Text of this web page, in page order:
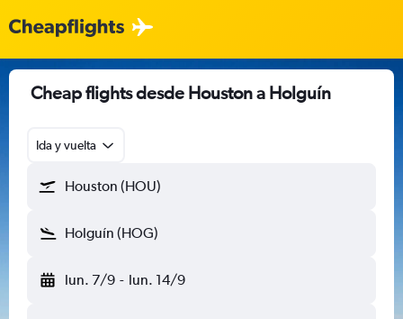
Cheap flights desde Houston a Holguín
Ida y vuelta
Houston (HOU)
Holguín (HOG)
lun. 7/9 - lun. 14/9